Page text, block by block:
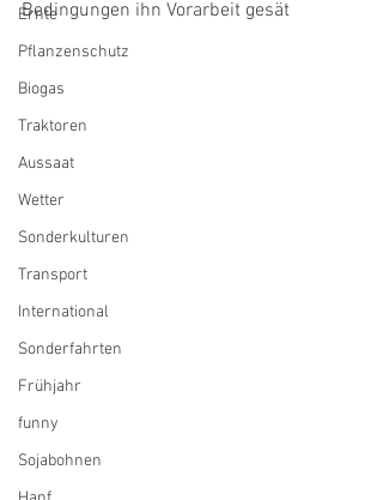
Ernte
Pflanzenschutz
Biogas
Traktoren
Aussaat
Wetter
Sonderkulturen
Transport
International
Sonderfahrten
Frühjahr
funny
Sojabohnen
Bedingungen ihn Vorarbeit gesät